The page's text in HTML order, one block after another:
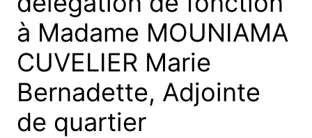
à Madame MOUNIAMA
CUVELIER Marie
Bernadette, Adjointe
de quartier